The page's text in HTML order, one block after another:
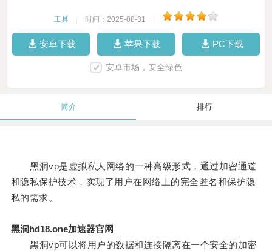
工具 时间：2025-08-31
安卓下载 苹果下载 PC下载
安卓市场，安全绿色
简介 排行
黑洞vp是虚拟私人网络的一种高级形式，通过加密通道
和隐私保护技术，实现了用户在网络上的完全匿名和保护隐
私的需求。
黑洞hd18.one加速器官网
黑洞vp可以将用户的数据和连接隔离在一个安全的加密